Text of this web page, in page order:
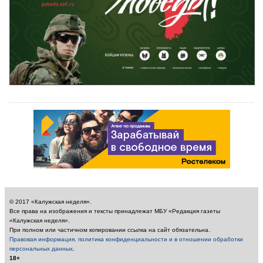
© 2017 «Калужская неделя».
Все права на изображения и тексты принадлежат МБУ «Редакция газеты
«Калужская неделя».
При полном или частичном копировании ссылка на сайт обязательна.
Правовая информация, политика конфиденциальности и в отношении обработки
персональных данных
18+